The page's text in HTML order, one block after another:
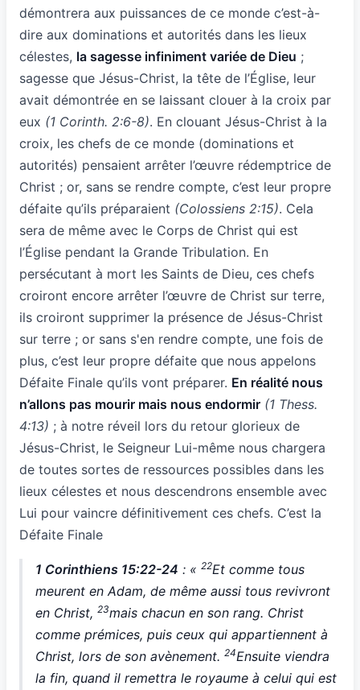
démontrera aux puissances de ce monde c’est-à-
dire aux dominations et autorités dans les lieux
célestes, la sagesse infiniment variée de Dieu ;
sagesse que Jésus-Christ, la tête de l’Église, leur
avait démontrée en se laissant clouer à la croix par
eux (1 Corinth. 2:6-8). En clouant Jésus-Christ à la
croix, les chefs de ce monde (dominations et
autorités) pensaient arrêter l’œuvre rédemptrice de
Christ ; or, sans se rendre compte, c’est leur propre
défaite qu’ils préparaient (Colossiens 2:15). Cela
sera de même avec le Corps de Christ qui est
l’Église pendant la Grande Tribulation. En
persécutant à mort les Saints de Dieu, ces chefs
croiront encore arrêter l’œuvre de Christ sur terre,
ils croiront supprimer la présence de Jésus-Christ
sur terre ; or sans s'en rendre compte, une fois de
plus, c’est leur propre défaite que nous appelons
Défaite Finale qu’ils vont préparer. En réalité nous
n’allons pas mourir mais nous endormir (1 Thess.
4:13) ; à notre réveil lors du retour glorieux de
Jésus-Christ, le Seigneur Lui-même nous chargera
de toutes sortes de ressources possibles dans les
lieux célestes et nous descendrons ensemble avec
Lui pour vaincre définitivement ces chefs. C’est la
Défaite Finale
1 Corinthiens 15:22-24 : « 22Et comme tous
meurent en Adam, de même aussi tous revivront
en Christ, 23mais chacun en son rang. Christ
comme prémices, puis ceux qui appartiennent à
Christ, lors de son avènement. 24Ensuite viendra
la fin, quand il remettra le royaume à celui qui est